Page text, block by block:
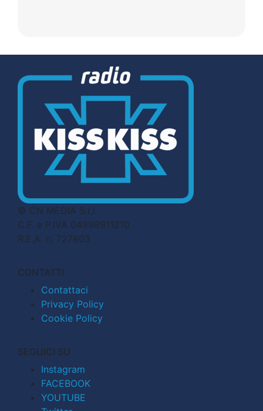
© CN MEDIA S.r.l.
C.F. e P.IVA 04998911210
R.E.A. n. 727803
CONTATTI
Contattaci
Privacy Policy
Cookie Policy
SEGUICI SU
Instagram
FACEBOOK
YOUTUBE